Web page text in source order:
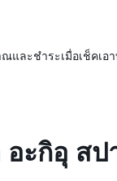
และชำระเมื่อเช็คเอ
อะกิอุ ส